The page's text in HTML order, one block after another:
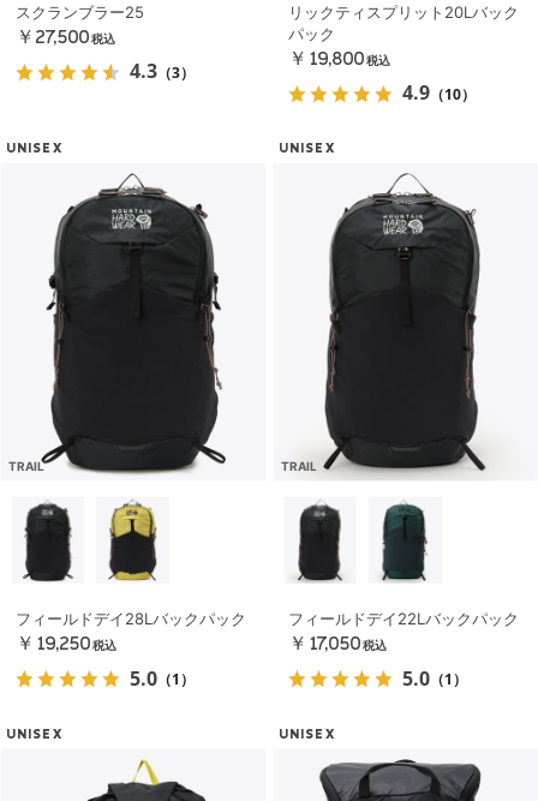
スクランブラー25
￥27,500 税込
4.3 （3）
リックティスプリット20Lバック
パック
￥19,800 税込
4.9 （10）
UNISEX
TRAIL
フィールドデイ28Lバックパック
￥19,250 税込
5.0 （1）
UNISEX
TRAIL
フィールドデイ22Lバックパック
￥17,050 税込
5.0 （1）
UNISEX UNISEX